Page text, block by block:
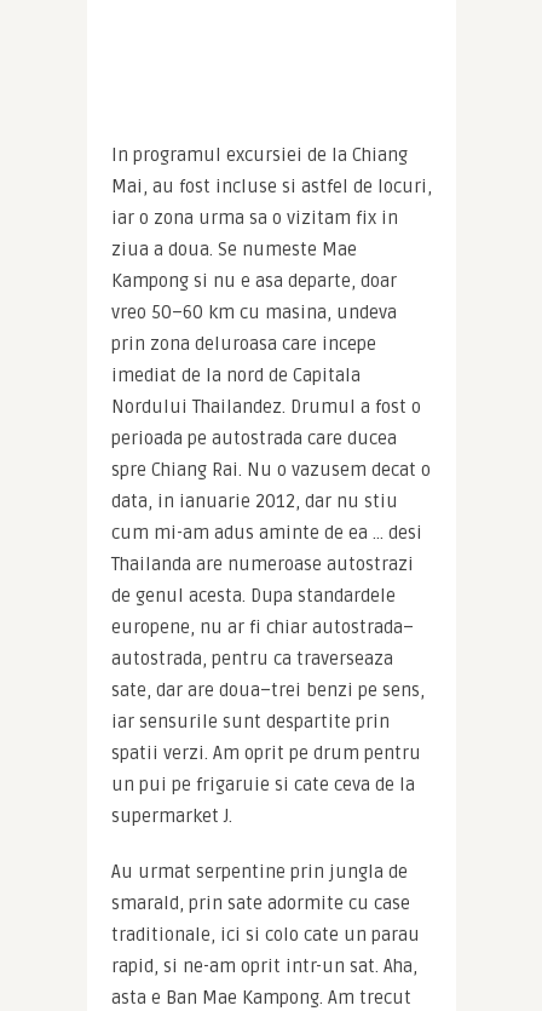
In programul excursiei de la Chiang
Mai, au fost incluse si astfel de locuri,
iar o zona urma sa o vizitam fix in
ziua a doua. Se numeste Mae
Kampong si nu e asa departe, doar
vreo 50–60 km cu masina, undeva
prin zona deluroasa care incepe
imediat de la nord de Capitala
Nordului Thailandez. Drumul a fost o
perioada pe autostrada care ducea
spre Chiang Rai. Nu o vazusem decat o
data, in ianuarie 2012, dar nu stiu
cum mi-am adus aminte de ea … desi
Thailanda are numeroase autostrazi
de genul acesta. Dupa standardele
europene, nu ar fi chiar autostrada–
autostrada, pentru ca traverseaza
sate, dar are doua–trei benzi pe sens,
iar sensurile sunt despartite prin
spatii verzi. Am oprit pe drum pentru
un pui pe frigaruie si cate ceva de la
supermarket J.
Au urmat serpentine prin jungla de
smarald, prin sate adormite cu case
traditionale, ici si colo cate un parau
rapid, si ne-am oprit intr-un sat. Aha,
asta e Ban Mae Kampong. Am trecut